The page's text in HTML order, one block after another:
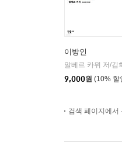
이방인
9,000원 (10% 할
검색 페이지에서